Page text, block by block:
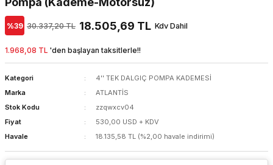
%39 30.337,20 TL 18.505,69 TL Kdv Dahil
1.968,08 TL 'den başlayan taksitlerle!!
Kategori
4'' TEK DALGIÇ POMPA KADEMESİ
Marka
ATLANTİS
Stok Kodu
zzqwxcv04
Fiyat
530,00 USD + KDV
Havale
18.135,58 TL (%2,00 havale indirimi)